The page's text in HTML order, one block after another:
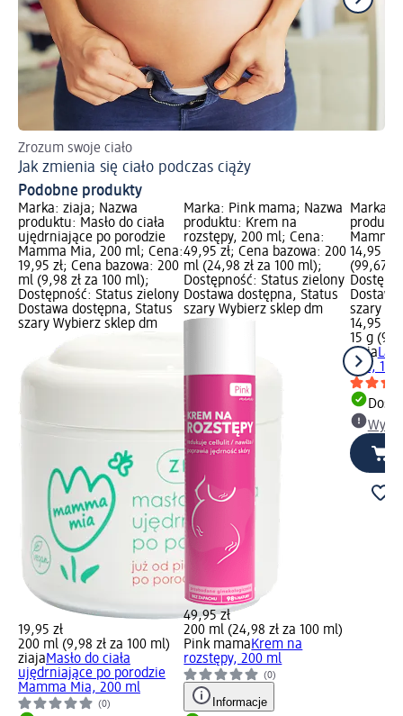
Zrozum swoje ciało
Jak zmienia się ciało podczas ciąży
Podobne produkty
Marka: ziaja; Nazwa
produktu: Masło do ciała
ujędrniające po porodzie
Mamma Mia, 200 ml; Cena:
19,95 zł; Cena bazowa: 200
ml (9,98 zł za 100 ml);
Dostępność: Status zielony
Dostawa dostępna, Status
szary Wybierz sklep dm
19,95 zł
200 ml (9,98 zł za 100 ml)
ziajaMasło do ciała
ujędrniające po porodzie
Mamma Mia, 200 ml
(0)
Marka: Pink mama; Nazwa
produktu: Krem na
rozstępy, 200 ml; Cena:
49,95 zł; Cena bazowa: 200
ml (24,98 zł za 100 ml);
Dostępność: Status zielony
Dostawa dostępna, Status
szary Wybierz sklep dm
49,95 zł
200 ml (24,98 zł za 100 ml)
Pink mamaKrem na
rozstępy, 200 ml
(0)
Informacje
Marka:
Mamma
14,95
(99,67
szary
14,95 zł
15 g
ziaja
Mia, 15 g